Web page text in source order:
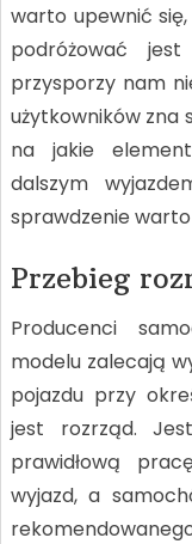
warto upewnić
podróżować
przysporzy nam
użytkowników zna
na jakie
dalszym
sprawdzenie
Przebieg
Producenci
modelu zalecają
pojazdu przy
jest rozrząd.
prawidłową
wyjazd, a